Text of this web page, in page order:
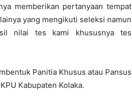
memberikan pertanyaan tempat
yang mengikuti seleksi namun
nilai tes kami khususnya tes
Panitia Khusus atau Pansus
Kabupaten Kolaka.